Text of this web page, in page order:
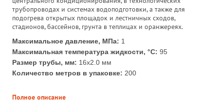
трубопроводах и системах водоподготовки, а также для
подогрева открытых площадок и лестничных сходов,
стадионов, бассейнов, грунта в теплицах и оранжереях.
Максимальное давление, МПа: 1
Максимальная температура жидкости, °С: 95
Размер трубы, мм: 16х2.0 мм
Количество метров в упаковке: 200
Полное описание